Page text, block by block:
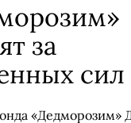
за
«Дедморозим»